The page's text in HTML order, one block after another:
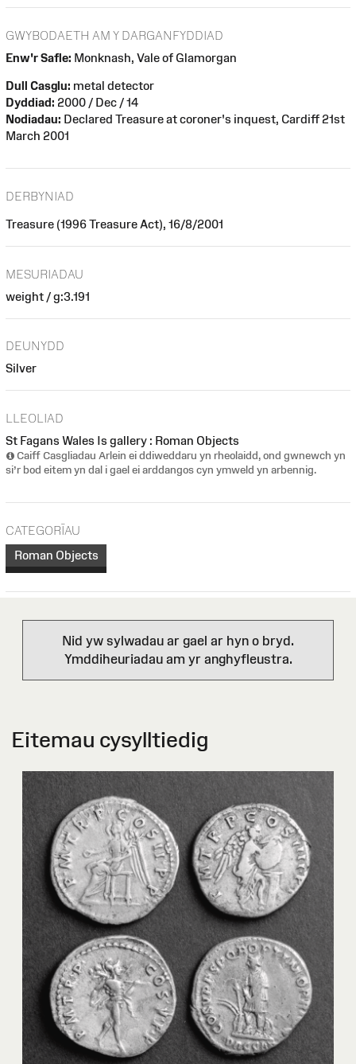
GWYBODAETH AM Y DARGANFYDDIAD
Enw'r Safle: Monknash, Vale of Glamorgan
Dull Casglu: metal detector
Dyddiad: 2000 / Dec / 14
Nodiadau: Declared Treasure at coroner's inquest, Cardiff 21st
March 2001
DERBYNIAD
Treasure (1996 Treasure Act), 16/8/2001
MESURIADAU
weight / g:3.191
DEUNYDD
Silver
LLEOLIAD
St Fagans Wales Is gallery : Roman Objects
Caiff Casgliadau Arlein ei ddiweddaru yn rheolaidd, ond gwnewch yn
si’r bod eitem yn dal i gael ei arddangos cyn ymweld yn arbennig.
CATEGORÏAU
Roman Objects
Nid yw sylwadau ar gael ar hyn o bryd.
Ymddiheuriadau am yr anghyfleustra.
Eitemau cysylltiedig